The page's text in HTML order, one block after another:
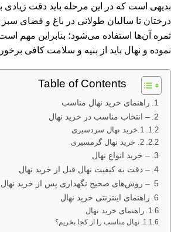
بدیهی است که در این مرحله باید دقت زیادی
درختان تا سالیان طولانی در باغ و فضای سبز
ثمره آن‌ها استفاده می‌شود؛ بنابراین مهم
نموده و نهال باید از بنیه و سلامت کافی
Table of Contents
راهنمای خرید نهال مناسب
– انتخاب مناسب در خرید نهال
1.خرید نهال سردسیری
2. خرید نهال‌ گرمسیری
– خرید انواع نهال
– دقت به کیفیت نهال قبل از خرید نهال
– روش‌های صحیح نگهداری پس از خرید نهال
راهنمای اینترنتی خرید نهال
راهنمای خرید نهال
نهال مناسب را از کجا بخریم؟